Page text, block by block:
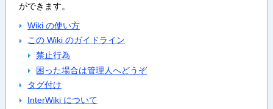
ができます。
Wiki の使い方
この Wiki のガイドライン
禁止行為
困った場合は管理人へどうぞ
タグ付け
InterWiki について